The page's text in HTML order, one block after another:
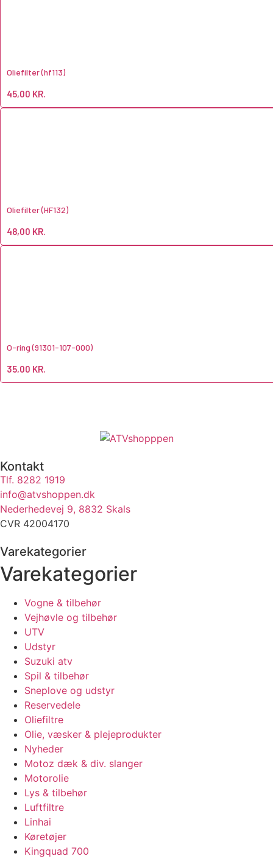
Oliefilter (hf113)
45,00 KR.
Oliefilter (HF132)
48,00 KR.
O-ring (91301-107-000)
35,00 KR.
Kontakt
Tlf. 8282 1919
info@atvshoppen.dk
Nederhedevej 9, 8832 Skals
CVR 42004170
Varekategorier
Varekategorier
Vogne & tilbehør
Vejhøvle og tilbehør
UTV
Udstyr
Suzuki atv
Spil & tilbehør
Sneplove og udstyr
Reservedele
Oliefiltre
Olie, væsker & plejeprodukter
Nyheder
Motoz dæk & div. slanger
Motorolie
Lys & tilbehør
Luftfiltre
Linhai
Køretøjer
Kingquad 700